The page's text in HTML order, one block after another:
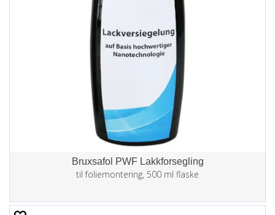
Bruxsafol PWF Lakkforsegling
til foliemontering, 500 ml flaske